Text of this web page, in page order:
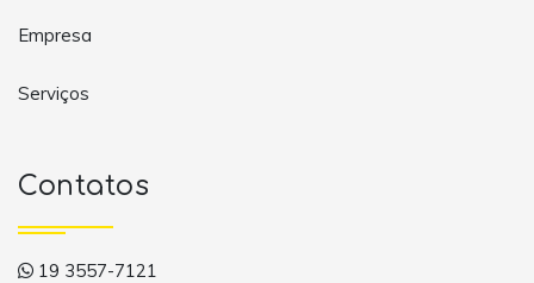
Empresa
Serviços
Contatos
19 3557-7121